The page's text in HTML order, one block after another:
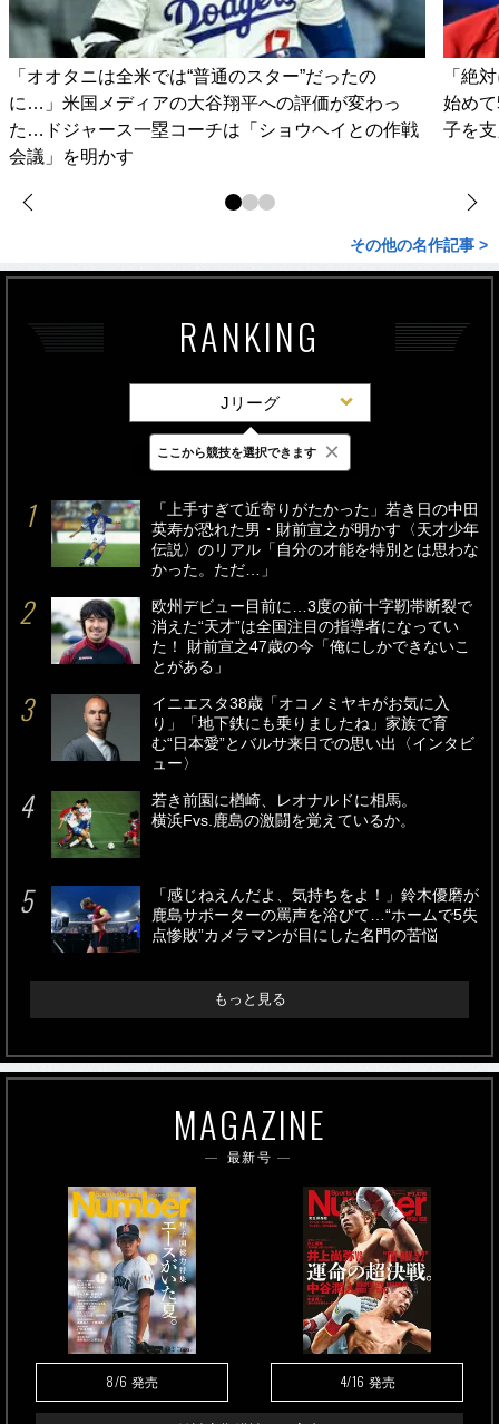
「オオタニは全米では“普通のスター”だったの
に…」米国メディアの大谷翔平への評価が変わっ
た…ドジャース一塁コーチは「ショウヘイとの作戦
会議」を明かす
「絶
始め
子を
その他の名作記事 >
RANKING
Jリーグ
最新 24時間 週間
「上手すぎて近寄りがたかった」若き日の中田
英寿が恐れた男・財前宣之が明かす〈天才少年
伝説〉のリアル「自分の才能を特別とは思わな
かった。ただ…」
欧州デビュー目前に…3度の前十字靭帯断裂で
消えた“天才”は全国注目の指導者になってい
た！ 財前宣之47歳の今「俺にしかできないこ
とがある」
イニエスタ38歳「オコノミヤキがお気に入
り」「地下鉄にも乗りましたね」家族で育
む“日本愛”とバルサ来日での思い出〈インタビ
ュー〉
若き前園に楢崎、レオナルドに相馬。
横浜Fvs.鹿島の激闘を覚えているか。
「感じねえんだよ、気持ちをよ！」鈴木優磨が
鹿島サポーターの罵声を浴びて…“ホームで5失
点惨敗”カメラマンが目にした名門の苦悩
もっと見る
MAGAZINE
最新号
8/6 発売 4/16 発売
ここから競技を選択できます ×